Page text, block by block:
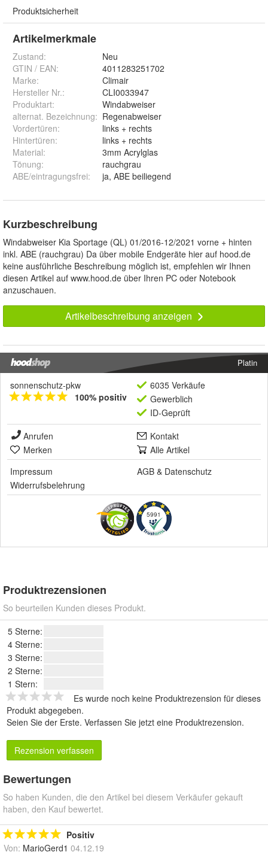
Produktsicherheit
Artikelmerkmale
Zustand:
Neu
GTIN / EAN:
4011283251702
Marke:
Climair
Hersteller Nr.:
CLI0033947
Produktart:
Windabweiser
alternat. Bezeichnung: Regenabweiser
Vordertüren:
links + rechts
Hintertüren:
links + rechts
Material:
3mm Acrylglas
Tönung:
rauchgrau
ABE/eintragungsfrei: ja, ABE beiliegend
Kurzbeschreibung
Windabweiser Kia Sportage (QL) 01/2016-12/2021 vorne + hinten
inkl. ABE (rauchgrau) Da über mobile Endgeräte hier auf hood.de
keine ausführliche Beschreibung möglich ist, empfehlen wir Ihnen
diesen Artikel auf www.hood.de über Ihren PC oder Notebook
anzuschauen.
Artikelbeschreibung anzeigen
Platin
sonnenschutz-pkw
100% positiv
6035 Verkäufe
Gewerblich
ID-Geprüft
Anrufen
Kontakt
Merken
Alle Artikel
Impressum
AGB & Datenschutz
Widerrufsbelehrung
5991
Produktrezensionen
So beurteilen Kunden dieses Produkt.
5 Sterne:
4 Sterne:
3 Sterne:
2 Sterne:
1 Stern:
Es wurde noch keine Produktrezension für dieses
Produkt abgegeben.
Seien Sie der Erste. Verfassen Sie jetzt eine Produktrezension.
Rezension verfassen
Bewertungen
So haben Kunden, die den Artikel bei diesem Verkäufer gekauft
haben, den Kauf bewertet.
Positiv
Von: MarioGerd1 04.12.19